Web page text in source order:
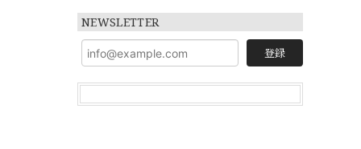
NEWSLETTER
登録